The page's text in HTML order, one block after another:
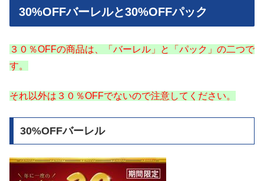
30%OFFバーレルと30%OFFパック
３０％OFFの商品は、「バーレル」と「パック」の二つで
す。
それ以外は３０％OFFでないので注意してください。
30%OFFバーレル